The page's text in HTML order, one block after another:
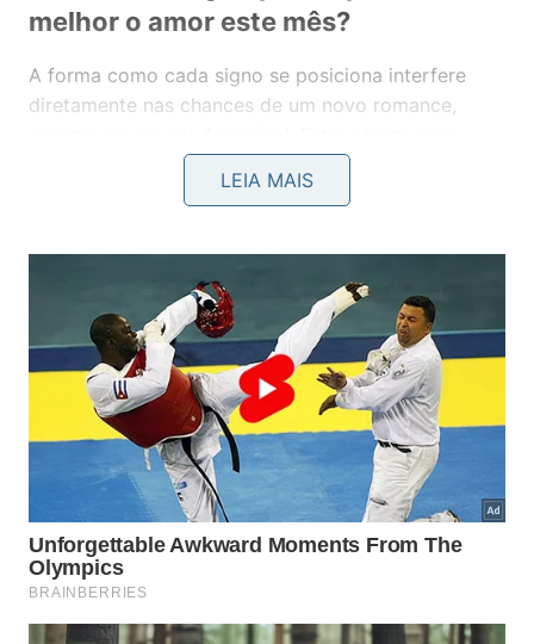
melhor o amor este mês?
A forma como cada signo se posiciona interfere
diretamente nas chances de um novo romance,
circular, rever expectativas e criar espaço na rotina
ajuda a transformar potencial em experiência real,
possibilidades.
Signos mais reservados, como Capricórnio, Virgem
e Escorpião, podem se beneficiar ao aceitar
convites e se expor um pouco mais. Já Câncer e
Peixes ganham ao ajustar idealizações, enquanto
Touro, Virgem e Capricórnio ampliam as chances
amorosas quando flexibilizam a agenda e priorizam
também lazer e afeto.
Algum signo tem amor garantido em
dezembro?
Jornais e redes sociais costumam perguntar qual
LEIA MAIS